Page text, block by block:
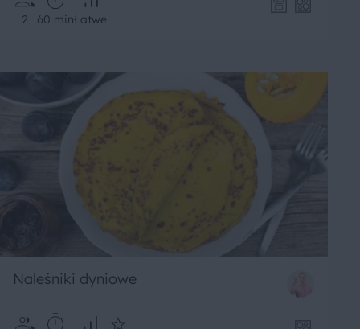
2 60 minŁatwe
Naleśniki dyniowe